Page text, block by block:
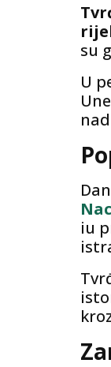
su
U
iu